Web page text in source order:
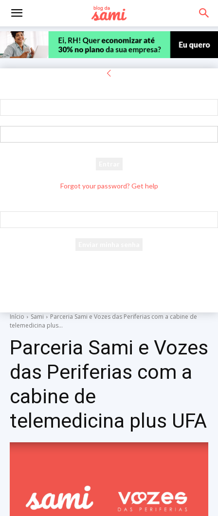
Forgot your password? Get help
Início Sami
Parceria Sami e Vozes das Periferias com a cabine de
telemedicina plus...
Parceria Sami e Vozes
das Periferias com a
cabine de
telemedicina plus UFA